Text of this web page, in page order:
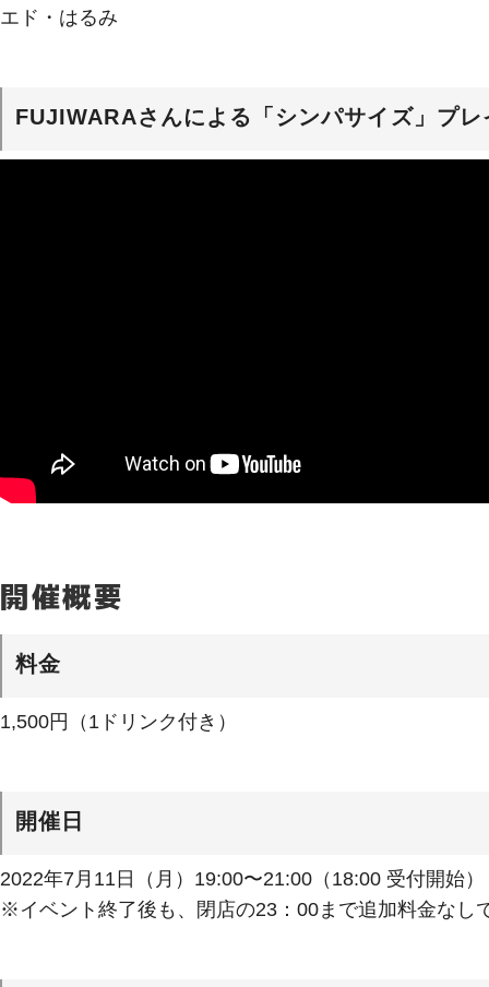
エド・はるみ
FUJIWARAさんによる「シンパサイズ」プレ
開催概要
料金
1,500円（1ドリンク付き）
開催日
2022年7月11日（月）19:00〜21:00（18:00 受付開始）
※イベント終了後も、閉店の23：00まで追加料金なし